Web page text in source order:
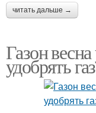
читать дальше →
Газон
удобрять